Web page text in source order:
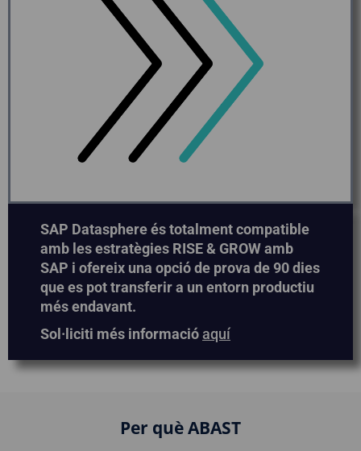
SAP Datasphere és totalment compatible
amb les estratègies RISE & GROW amb
SAP i ofereix una opció de prova de 90 dies
que es pot transferir a un entorn productiu
més endavant.
Sol·liciti més informacióaquí
Per què ABAST